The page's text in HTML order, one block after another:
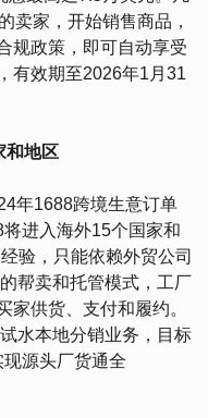
卖家，开始销售商品，
规政策，即可自动享受
有效期至2026年1月31
和地区
年1688跨境生意订单
进入海外15个国家和
验，只能依赖外贸公司
帮卖和托管模式，工厂
家供货、支付和履约。
水本地分销业务，目标
现源头厂货通全